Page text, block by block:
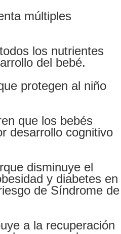
múltiples
los nutrientes
del bebé.
protegen al niño
que los bebés
desarrollo cognitivo
disminuye el
y diabetes en
de Síndrome de
a la recuperación